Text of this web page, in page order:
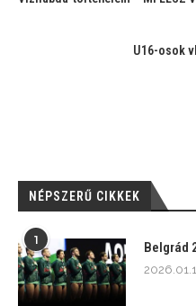
U16-osok
NÉPSZERŰ CIKKEK
1
Belgrád